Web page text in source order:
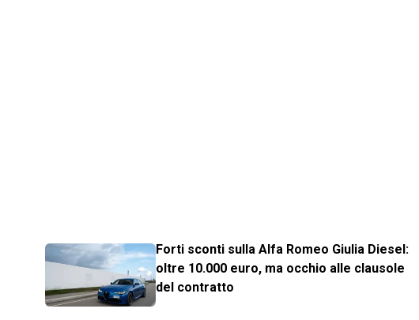
Forti sconti sulla Alfa Romeo Giulia Diesel:
oltre 10.000 euro, ma occhio alle clausole
del contratto